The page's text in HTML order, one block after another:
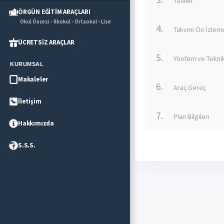
ÖRGÜN EĞİTİM ARAÇLARI
Okul Öncesi - İlkokul - Ortaokul - Lise
ÜCRETSİZ ARAÇLAR
KURUMSAL
Makaleler
İletişim
Hakkımızda
S.S.S.
4. Takvim Ön
5. Yöntem ve
6. Araç Gereç
7. Plan Bilgileri